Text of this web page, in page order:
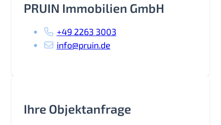
PRUIN Immobilien GmbH
+49 2263 3003
info@pruin.de
Ihre Objektanfrage